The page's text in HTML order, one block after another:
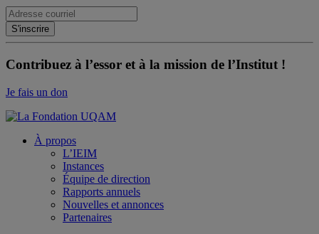
Contribuez à l’essor et à la mission de l’Institut !
Je fais un don
À propos
L’IEIM
Instances
Équipe de direction
Rapports annuels
Nouvelles et annonces
Partenaires